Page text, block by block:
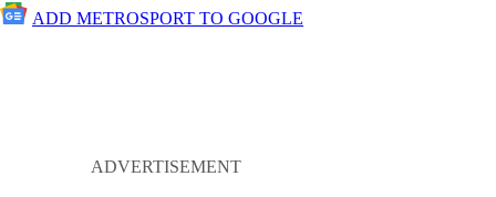
ADD METROSPORT TO GOOGLE